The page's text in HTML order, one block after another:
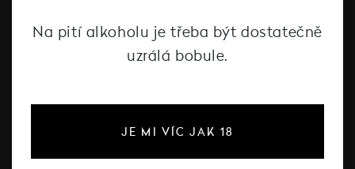
#dcntjelaska
Šumivé víno
Vína Decanté Wines
Na pití alkoholu je třeba být dostatečně
uzrálá bobule.
JE MI VÍC JAK 18